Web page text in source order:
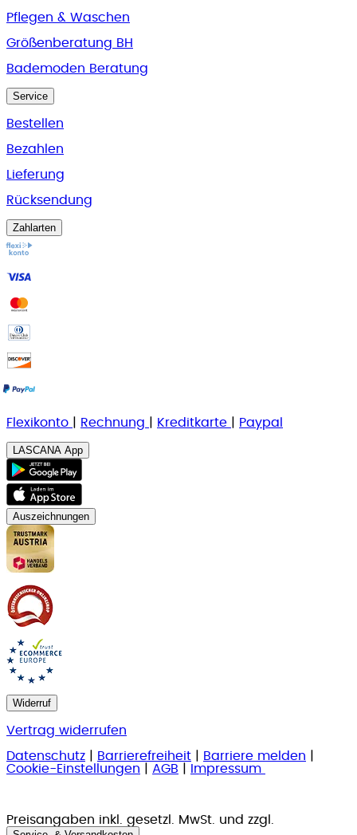
Pflegen & Waschen
Größenberatung BH
Bademoden Beratung
Service
Bestellen
Bezahlen
Lieferung
Rücksendung
Zahlarten
Flexikonto Rechnung Kreditkarte Paypal
LASCANA App
Auszeichnungen
Widerruf
Vertrag widerrufen
Datenschutz
Barrierefreiheit Barriere melden
Cookie-Einstellungen
AGB Impressum
Preisangaben inkl. gesetzl. MwSt. und zzgl.